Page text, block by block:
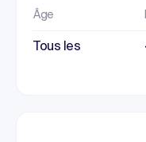
Âge
Tous les